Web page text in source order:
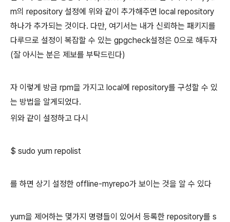
m의 repository 설정에 위와 같이 추가해주면 local repository
하나가 추가되는 것이다. 다만, 여기서는 내가 신뢰하는 패키지를
다루므로 설정이 복잡할 수 있는 gpgcheck설정은 0으로 해두자
(잘 아시는 분은 제보를 부탁드린다)
자 이렇게 방금 rpm을 가지고 local에 repository를 구성할 수 있
는 방법을 알게되었다.
위와 같이 설정하고 다시
$ sudo yum repolist
를 하면 상기 설정한 offline-myrepo가 보이는 것을 알 수 있다
yum을 제어하는 몇가지 명령들이 있어서 등록한 repository를 s